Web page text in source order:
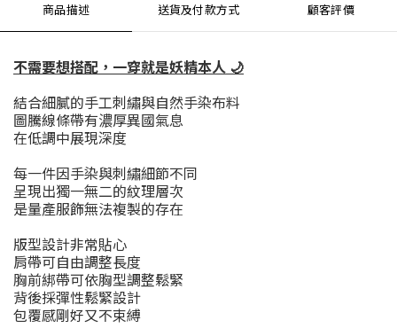
商品描述 送貨及付款方式 顧客評價
不需要想搭配，一穿就是妖精本人 🌙
結合細膩的手工刺繡與自然手染布料
圖騰線條帶有濃厚異國氣息
在低調中展現深度
每一件因手染與刺繡細節不同
呈現出獨一無二的紋理層次
是量產服飾無法複製的存在
版型設計非常貼心
肩帶可自由調整長度
胸前綁帶可依胸型調整鬆緊
背後採彈性鬆緊設計
包覆感剛好又不束縛